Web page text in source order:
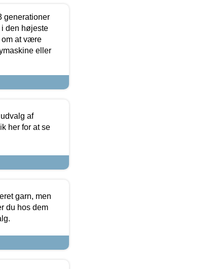
generationer
den højeste
om at være
eller
af
her for at se
garn, men
du hos dem